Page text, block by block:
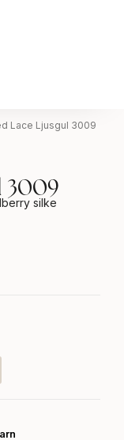
Lace Ljusgul 3009
3009
silke